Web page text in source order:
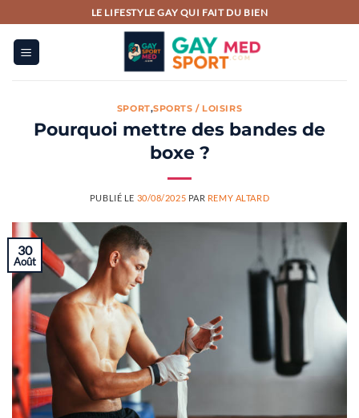
au
contenu
LE LIFESTYLE GAY QUI FAIT DU BIEN
SPORT,SPORTS / LOISIRS
Pourquoi mettre des bandes de
boxe ?
PUBLIÉ LE 30/08/2025 PAR REMY ALTARD
30
Août